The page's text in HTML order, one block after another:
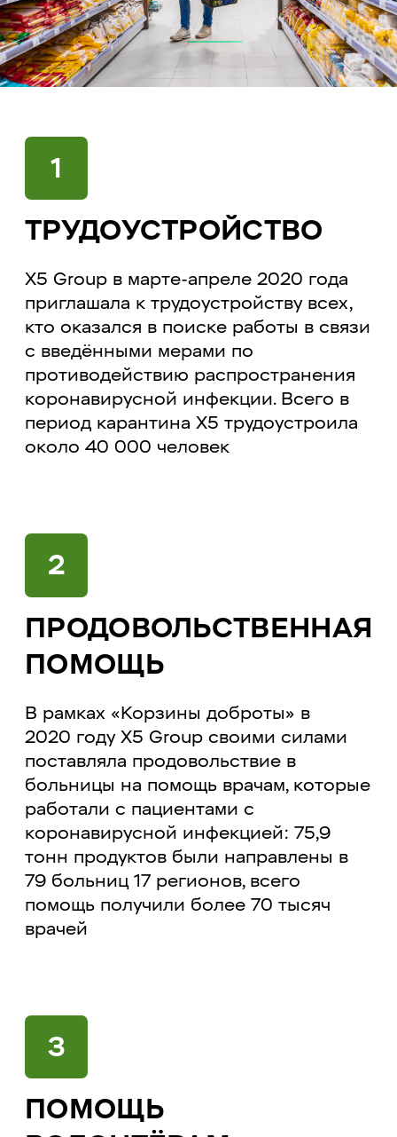
1
ТРУДОУСТРОЙСТВО
X5 Group в марте-апреле 2020 года
приглашала к трудоустройству всех,
кто оказался в поиске работы в связи
с введёнными мерами по
противодействию распространения
коронавирусной инфекции. Всего в
период карантина Х5 трудоустроила
около 40 000 человек
2
ПРОДОВОЛЬСТВЕННАЯ
ПОМОЩЬ
В рамках «Корзины доброты» в
2020 году X5 Group своими силами
поставляла продовольствие в
больницы на помощь врачам, которые
работали с пациентами с
коронавирусной инфекцией: 75,9
тонн продуктов были направлены в
79 больниц 17 регионов, всего
помощь получили более 70 тысяч
врачей
3
ПОМОЩЬ